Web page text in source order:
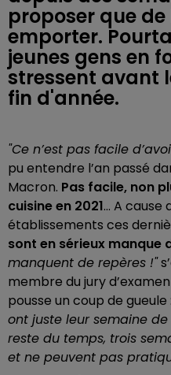
proposer que
emporter.
jeunes gens en
stressent avant
fin d'année.
"Ce n’est pas facile
pu entendre l’an passé
Macron. Pas facile, non
cuisine en 2021... A
établissements ces
sont en sérieux manque
manquent de repères !"
membre du jury d’examen
pousse un coup de gueule :
ont juste leur semaine de
reste du temps, trois
et ne peuvent pas